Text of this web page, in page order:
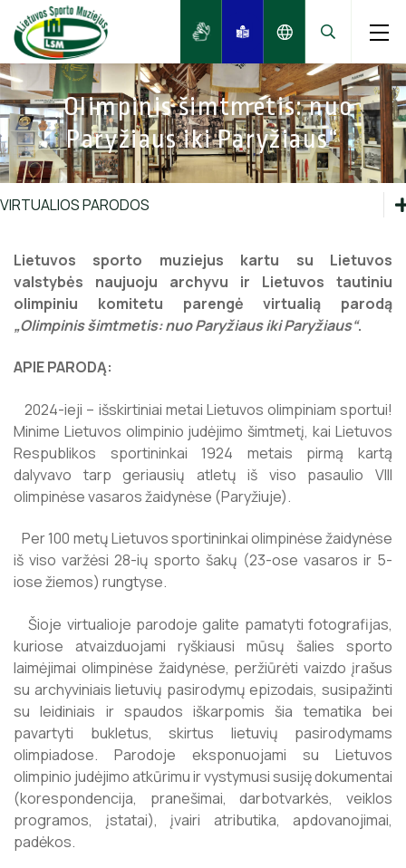
Edukacijos
Ekspozicijos
Virtualios parodos
„Olimpinis šimtmetis: nuo
Paryžiaus iki Paryžiaus“
VIRTUALIOS PARODOS
Ekspozicijos
Kainos
Lietuvos sporto muziejus kartu su Lietuvos
valstybės naujuoju archyvu ir Lietuvos tautiniu
olimpiniu komitetu parengė virtualią parodą
„Olimpinis šimtmetis: nuo Paryžiaus iki Paryžiaus“.
APIE PARODĄ:
2024-ieji – išskirtiniai metai Lietuvos olimpiniam sportui!
Minime Lietuvos olimpinio judėjimo šimtmetį, kai Lietuvos
Respublikos sportininkai 1924 metais pirmą kartą
dalyvavo tarp geriausių atletų iš viso pasaulio VIII
olimpinėse vasaros žaidynėse (Paryžiuje).
Per 100 metų Lietuvos sportininkai olimpinėse žaidynėse
iš viso varžėsi 28-ių sporto šakų (23-ose vasaros ir 5-
iose žiemos) rungtyse.
Šioje virtualioje parodoje galite pamatyti fotografijas,
kuriose atvaizduojami ryškiausi mūsų šalies sporto
laimėjimai olimpinėse žaidynėse, peržiūrėti vaizdo įrašus
su archyviniais lietuvių pasirodymų epizodais, susipažinti
su leidiniais ir spaudos iškarpomis šia tematika bei
pavartyti bukletus, skirtus lietuvių pasirodymams
olimpiadose. Parodoje eksponuojami su Lietuvos
olimpinio judėjimo atkūrimu ir vystymusi susiję dokumentai
(korespondencija, pranešimai, darbotvarkės, veiklos
programos, įstatai), įvairi atributika, apdovanojimai,
padėkos.